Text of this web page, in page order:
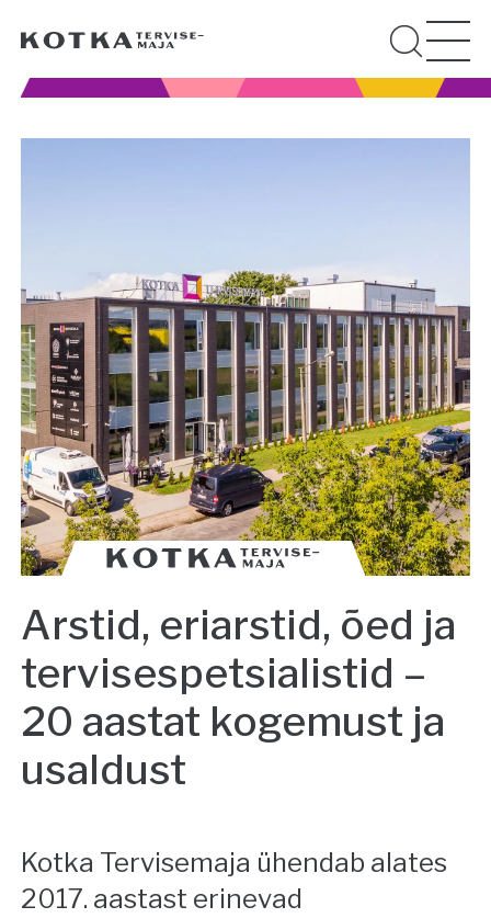
Arstid, eriarstid, õed ja
tervisespetsialistid –
20 aastat kogemust ja
usaldust
Kotka Tervisemaja ühendab alates
2017. aastast erinevad